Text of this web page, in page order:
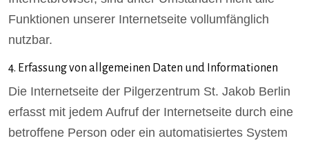
Funktionen unserer Internetseite vollumfänglich
nutzbar.
4. Erfassung von allgemeinen Daten und Informationen
Die Internetseite der Pilgerzentrum St. Jakob Berlin
erfasst mit jedem Aufruf der Internetseite durch eine
betroffene Person oder ein automatisiertes System